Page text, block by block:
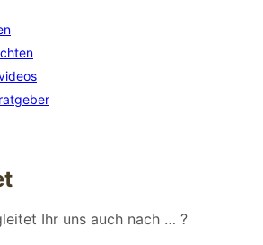
Ihr uns auch nach … ?